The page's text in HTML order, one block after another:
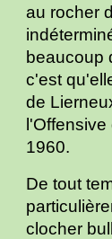
au rocher
beaucoup
c'est
de
1960.
De tout
clocher